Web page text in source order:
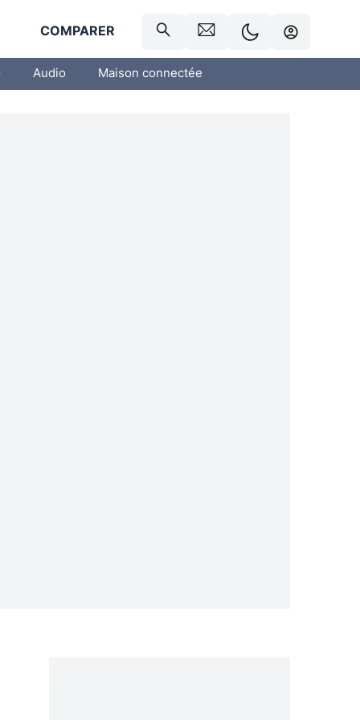
COMPARER
Audio Maison connectée